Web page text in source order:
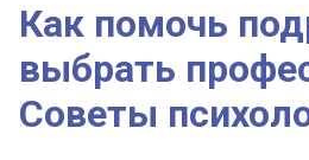
Как помочь
выбрать
Советы